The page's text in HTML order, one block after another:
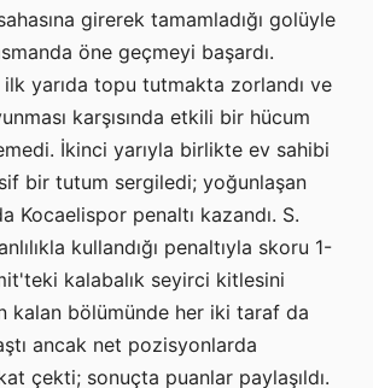
girerek tamamladığı golüyle
öne geçmeyi başardı.
yarıda topu tutmakta zorlandı ve
karşısında etkili bir hücum
İkinci yarıyla birlikte ev sahibi
bir tutum sergiledi; yoğunlaşan
Kocaelispor penaltı kazandı. S.
kullandığı penaltıyla skoru 1-
kalabalık seyirci kitlesini
kalan bölümünde her iki taraf da
ancak net pozisyonlarda
çekti; sonuçta puanlar paylaşıldı.